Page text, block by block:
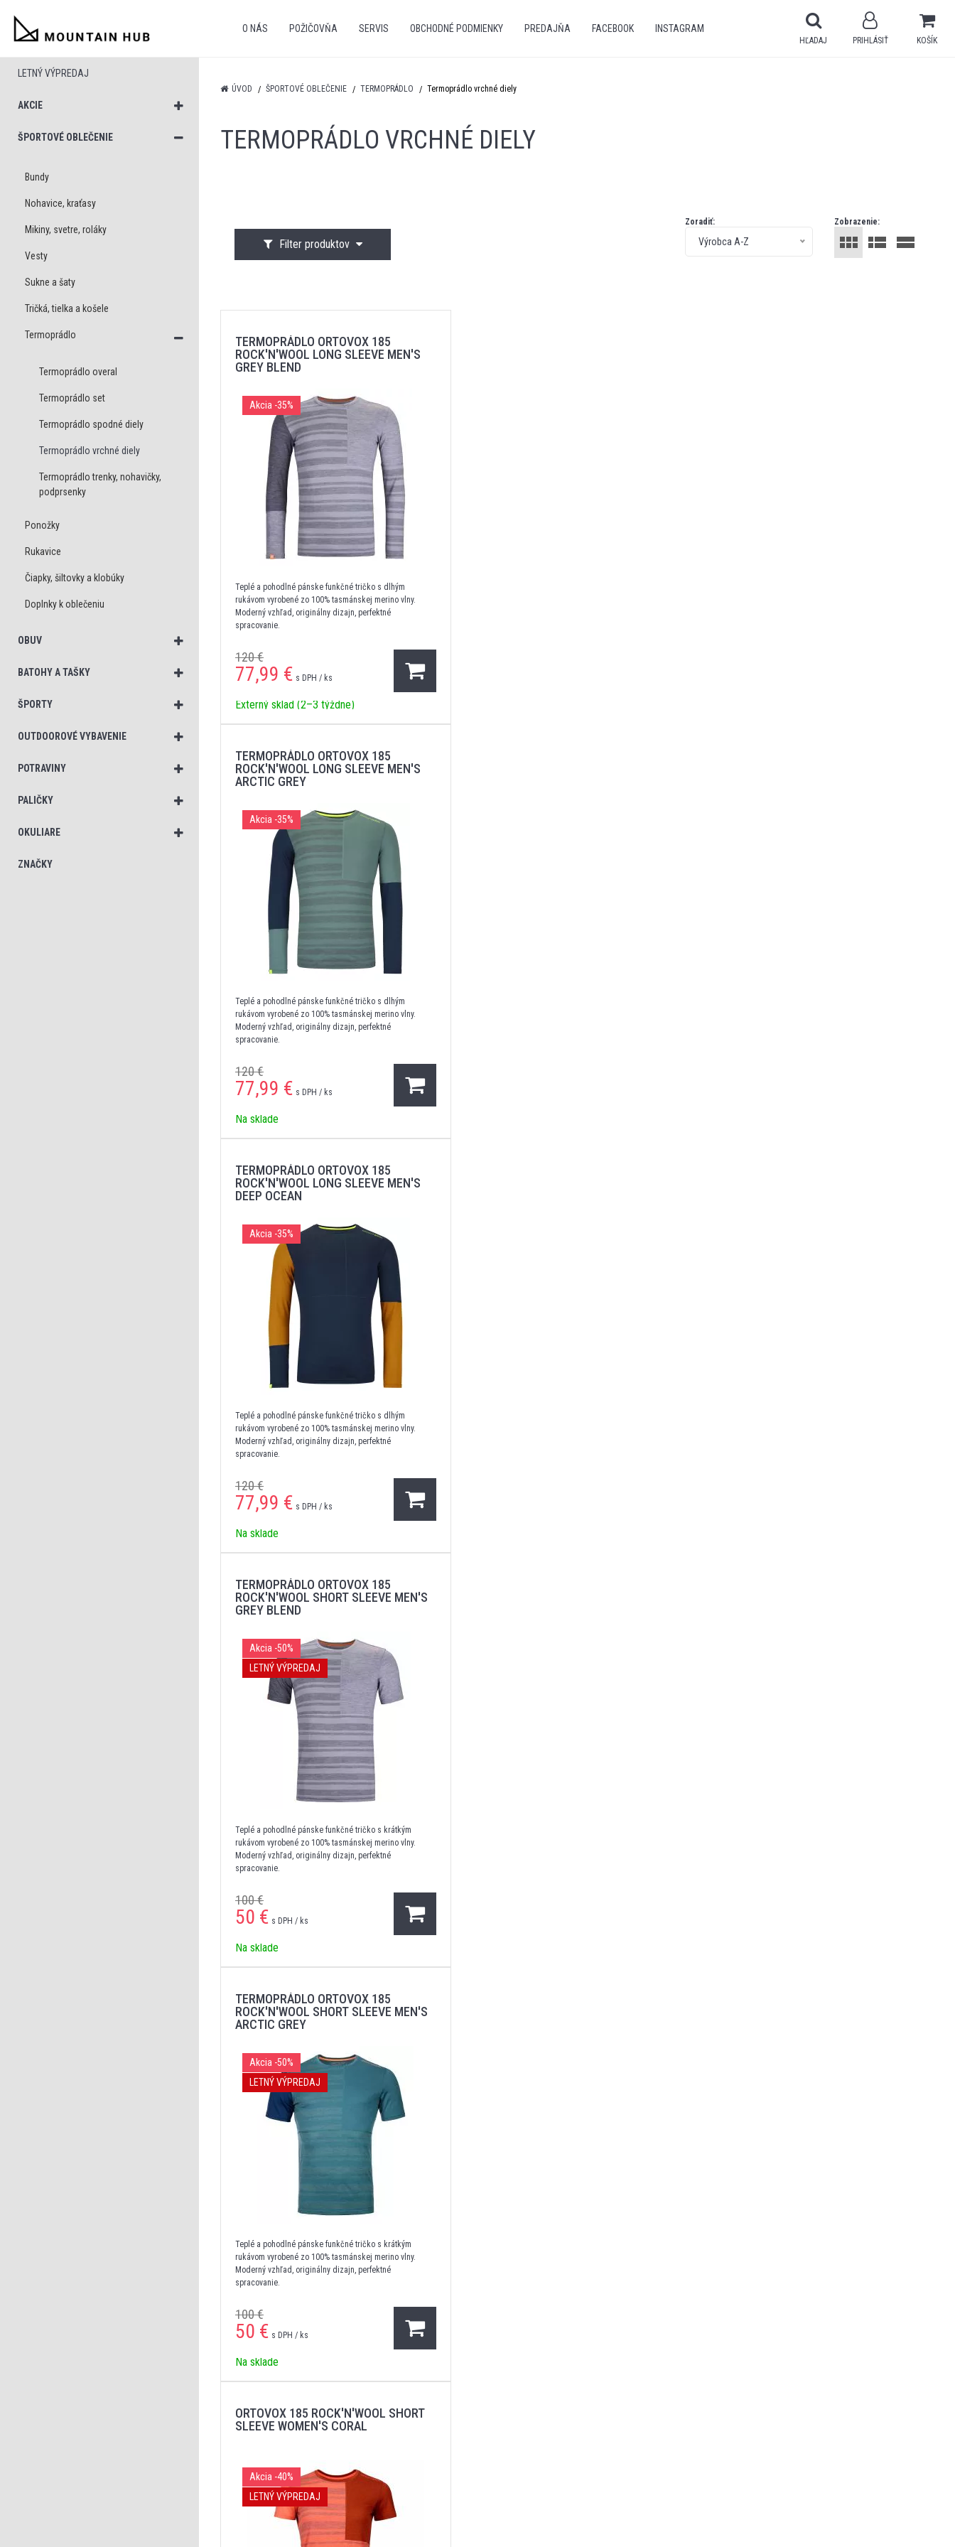
O NÁS POŽIČOVŇA SERVIS OBCHODNÉ PODMIENKY PREDAJŇA FACEBOOK INSTAGRAM
KOŠÍK
PRIHLÁSIŤ
HĽADAJ
LETNÝ VÝPREDAJ
AKCIE
ŠPORTOVÉ OBLEČENIE
Bundy
Nohavice, kraťasy
Mikiny, svetre, roláky
Vesty
Sukne a šaty
Tričká, tielka a košele
Termoprádlo
Termoprádlo overal
Termoprádlo set
Termoprádlo spodné diely
Termoprádlo vrchné diely
Termoprádlo trenky, nohavičky,
podprsenky
Ponožky
Rukavice
Čiapky, šiltovky a klobúky
Doplnky k oblečeniu
OBUV
BATOHY A TAŠKY
ŠPORTY
OUTDOOROVÉ VYBAVENIE
POTRAVINY
PALIČKY
OKULIARE
ZNAČKY
ÚVOD ŠPORTOVÉ OBLEČENIE TERMOPRÁDLO Termoprádlo vrchné diely
TERMOPRÁDLO VRCHNÉ DIELY
Filter produktov
Zobrazenie:
Zoradiť:
Výrobca A-Z
TERMOPRÁDLO ORTOVOX 185
ROCK'N'WOOL LONG SLEEVE MEN'S
GREY BLEND
Akcia -35%
Teplé a pohodlné pánske funkčné tričko s dlhým
rukávom vyrobené zo 100% tasmánskej merino vlny.
Moderný vzhľad, originálny dizajn, perfektné
spracovanie.
120 €
77,99 € s DPH / ks
Externý sklad (2–3 týždne)
TERMOPRÁDLO ORTOVOX 185
ROCK'N'WOOL LONG SLEEVE MEN'S
ARCTIC GREY
Akcia -35%
Teplé a pohodlné pánske funkčné tričko s dlhým
rukávom vyrobené zo 100% tasmánskej merino vlny.
Moderný vzhľad, originálny dizajn, perfektné
spracovanie.
120 €
77,99 € s DPH / ks
Na sklade
TERMOPRÁDLO ORTOVOX 185
ROCK'N'WOOL LONG SLEEVE MEN'S
DEEP OCEAN
Akcia -35%
Teplé a pohodlné pánske funkčné tričko s dlhým
rukávom vyrobené zo 100% tasmánskej merino vlny.
Moderný vzhľad, originálny dizajn, perfektné
spracovanie.
120 €
77,99 € s DPH / ks
Na sklade
TERMOPRÁDLO ORTOVOX 185
ROCK'N'WOOL SHORT SLEEVE MEN'S
GREY BLEND
Akcia -50%
LETNÝ VÝPREDAJ
Teplé a pohodlné pánske funkčné tričko s krátkým
rukávom vyrobené zo 100% tasmánskej merino vlny.
Moderný vzhľad, originálny dizajn, perfektné
spracovanie.
100 €
50 € s DPH / ks
Na sklade
TERMOPRÁDLO ORTOVOX 185
ROCK'N'WOOL SHORT SLEEVE MEN'S
ARCTIC GREY
Akcia -50%
LETNÝ VÝPREDAJ
Teplé a pohodlné pánske funkčné tričko s krátkým
rukávom vyrobené zo 100% tasmánskej merino vlny.
Moderný vzhľad, originálny dizajn, perfektné
spracovanie.
100 €
50 € s DPH / ks
Na sklade
ORTOVOX 185 ROCK'N'WOOL SHORT
SLEEVE WOMEN'S CORAL
Akcia -40%
LETNÝ VÝPREDAJ